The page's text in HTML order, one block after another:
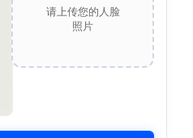
请上传您的人脸
照片